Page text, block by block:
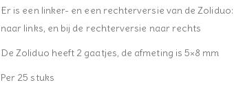
Er is een linker- en een rechterversie van de
naar links, en bij de rechterversie naar rechts
De Zoliduo heeft 2 gaatjes, de afmeting is 5×8 mm
Per 25 stuks